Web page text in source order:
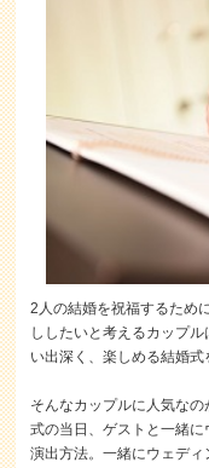
2人の結婚を祝福するため
ししたいと考えるカップ
い出深く、楽しめる結婚式
そんなカップルに人気な
式の当日、ゲストと一緒
演出方法。一緒にウェデ